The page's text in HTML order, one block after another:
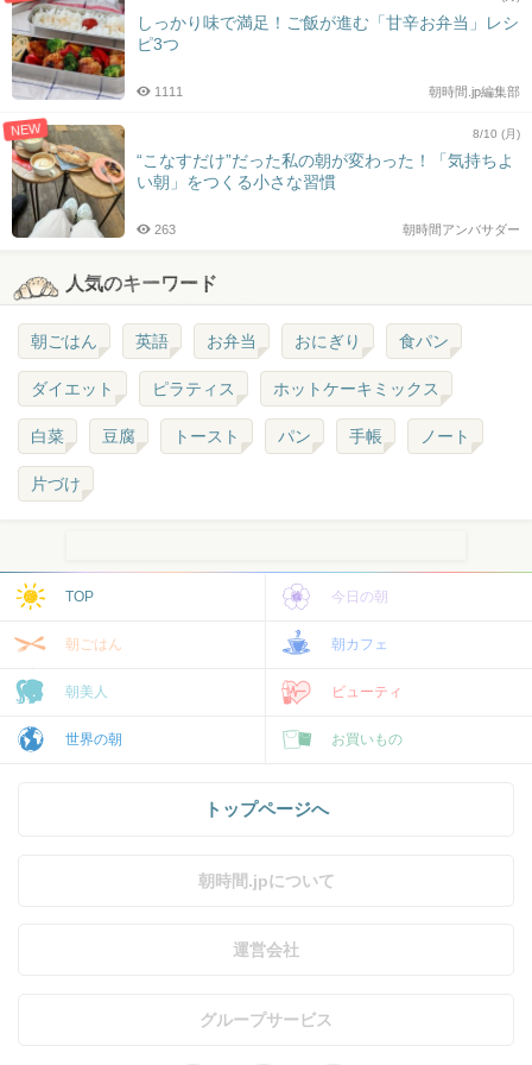
しっかり味で満足！ご飯が進む「甘辛お弁当」レシ
ピ3つ
朝時間.jp編集部
1111
NEW 8/10 (月)
“こなすだけ”だった私の朝が変わった！「気持ちよ
い朝」をつくる小さな習慣
朝時間アンバサダー
263
人気のキーワード
朝ごはん 英語 お弁当 おにぎり 食パン
ダイエット ピラティス ホットケーキミックス
白菜 豆腐 トースト パン 手帳 ノート
片づけ
TOP 今日の朝
朝ごはん 朝カフェ
朝美人 ビューティ
世界の朝 お買いもの
トップページへ
朝時間.jpについて
運営会社
グループサービス